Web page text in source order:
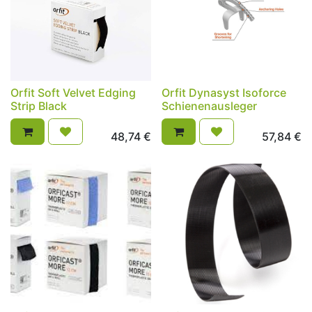
Orfit Soft Velvet Edging
Strip Black
48,74€
Orfit Dynasyst Isoforce
Schienenausleger
57,84 €